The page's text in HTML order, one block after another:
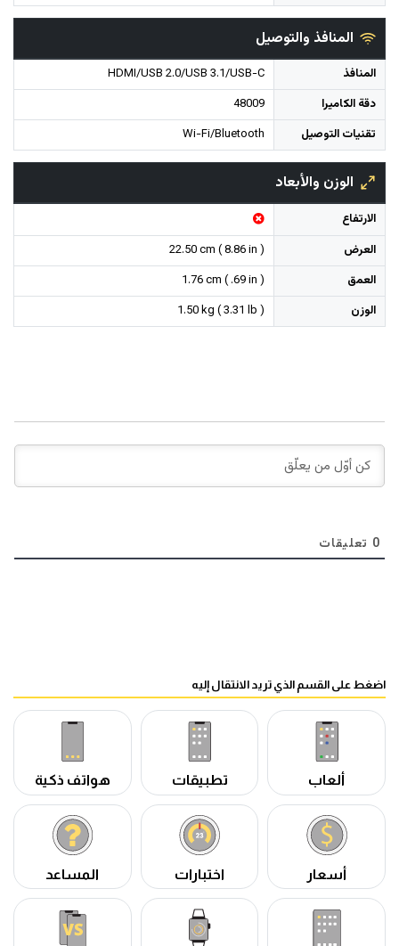
المنافذ والتوصيل
المنافذ
HDMI/USB 2.0/USB 3.1/USB-C
دقة الكاميرا
48009
تقنيات التوصيل
Wi-Fi/Bluetooth
الوزن والأبعاد
الارتفاع
العرض
22.50 cm ( 8.86 in )
العمق
1.76 cm ( .69 in )
الوزن
1.50 kg ( 3.31 lb )
0 تعليقات
اضغط على القسم الذي تريد الانتقال إليه
ألعاب تطبيقات هواتف ذكية
أسعار اختبارات المساعد